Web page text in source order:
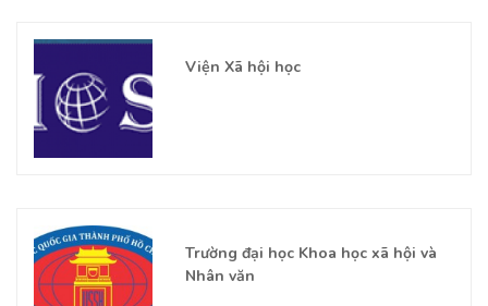
Viện Xã hội học
Trường đại học Khoa học xã hội và
Nhân văn